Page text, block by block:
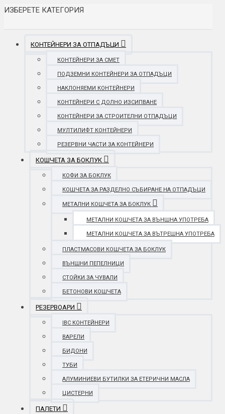
ИЗБЕРЕТЕ КАТЕГОРИЯ
КОНТЕЙНЕРИ ЗА ОТПАДЪЦИ
КОНТЕЙНЕРИ ЗА СМЕТ
ПОДЗЕМНИ КОНТЕЙНЕРИ ЗА ОТПАДЪЦИ
НАКЛОНЯЕМИ КОНТЕЙНЕРИ
КОНТЕЙНЕРИ С ДОЛНО ИЗСИПВАНЕ
КОНТЕЙНЕРИ ЗА СТРОИТЕЛНИ ОТПАДЪЦИ
МУЛТИЛИФТ КОНТЕЙНЕРИ
РЕЗЕРВНИ ЧАСТИ ЗА КОНТЕЙНЕРИ
КОШЧЕТА ЗА БОКЛУК
КОФИ ЗА БОКЛУК
КОШЧЕТА ЗА РАЗДЕЛНО СЪБИРАНЕ НА ОТПАДЪЦИ
МЕТАЛНИ КОШЧЕТА ЗА БОКЛУК
МЕТАЛНИ КОШЧЕТА ЗА ВЪНШНА УПОТРЕБА
МЕТАЛНИ КОШЧЕТА ЗА ВЪТРЕШНА УПОТРЕБА
ПЛАСТМАСОВИ КОШЧЕТА ЗА БОКЛУК
ВЪНШНИ ПЕПЕЛНИЦИ
СТОЙКИ ЗА ЧУВАЛИ
БЕТОНОВИ КОШЧЕТА
РЕЗЕРВОАРИ
IBC КОНТЕЙНЕРИ
ВАРЕЛИ
БИДОНИ
ТУБИ
АЛУМИНИЕВИ БУТИЛКИ ЗА ЕТЕРИЧНИ МАСЛА
ЦИСТЕРНИ
ПАЛЕТИ